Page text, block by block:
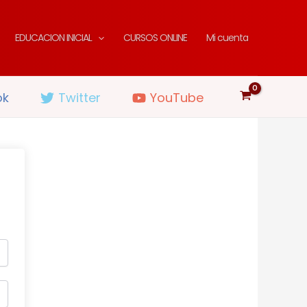
EDUCACION INICIAL CURSOS ONLINE Mi cuenta
Twitter YouTube